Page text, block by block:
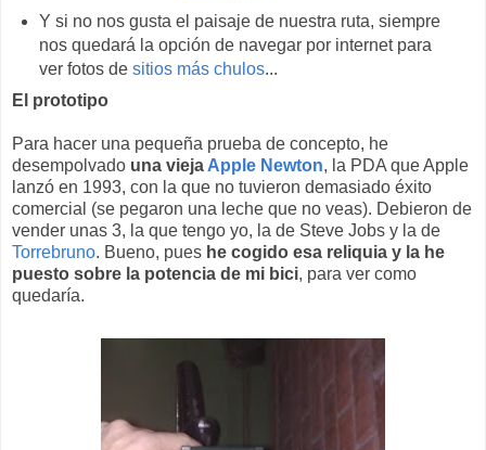
Y si no nos gusta el paisaje de nuestra ruta, siempre
nos quedará la opción de navegar por internet para
ver fotos de sitios más chulos...
El prototipo
Para hacer una pequeña prueba de concepto, he
desempolvado una vieja Apple Newton, la PDA que Apple
lanzó en 1993, con la que no tuvieron demasiado éxito
comercial (se pegaron una leche que no veas). Debieron de
vender unas 3, la que tengo yo, la de Steve Jobs y la de
Torrebruno. Bueno, pues he cogido esa reliquia y la he
puesto sobre la potencia de mi bici, para ver como
quedaría.